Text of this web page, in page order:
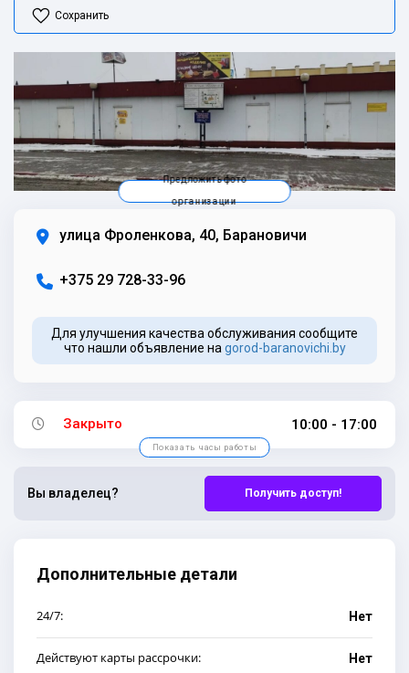
Сохранить
Предложить фото
организации
улица Фроленкова, 40, Барановичи
+375 29 728-33-96
Для улучшения качества обслуживания сообщите
что нашли объявление на gorod-baranovichi.by
Закрыто 10:00 - 17:00
Показать часы работы
Вы владелец? Получить доступ!
Дополнительные детали
24/7: Нет
Действуют карты рассрочки: Нет